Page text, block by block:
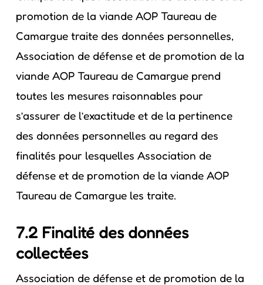
promotion de la viande AOP Taureau de
Camargue traite des données personnelles,
Association de défense et de promotion de la
viande AOP Taureau de Camargue prend
toutes les mesures raisonnables pour
s’assurer de l’exactitude et de la pertinence
des données personnelles au regard des
finalités pour lesquelles Association de
défense et de promotion de la viande AOP
Taureau de Camargue les traite.
7.2 Finalité des données
collectées
Association de défense et de promotion de la